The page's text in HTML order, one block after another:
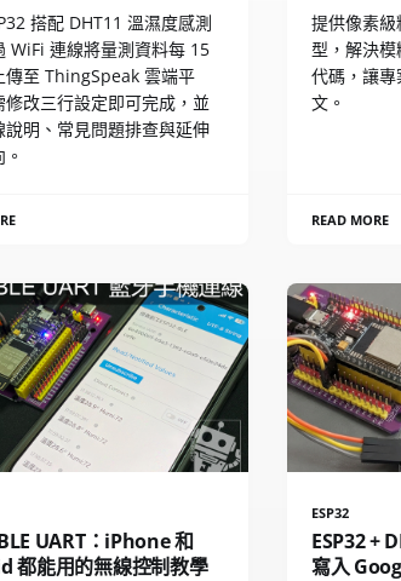
搭配 DHT11 溫濕度感測
WiFi 連線將量測資料每 15
傳至 ThingSpeak 雲端平
修改三行設定即可完成，並
說明、常見問題排查與延伸
提供像素
型，解決
代碼，讓
文。
READ MORE
UART：iPhone 和
都能用的無線控制教學
ESP32
ESP32 +
寫入